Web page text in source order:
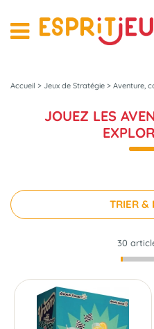
Accueil > Jeux de Stratégie > Aventure,
JOUEZ LES
TRIER &
30